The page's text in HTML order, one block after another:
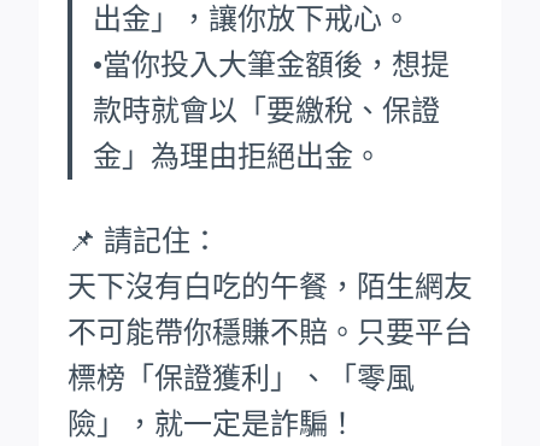
出金」，讓你放下戒心。
•當你投入大筆金額後，想提
款時就會以「要繳稅、保證
金」為理由拒絕出金。
📌 請記住：
天下沒有白吃的午餐，陌生網友
不可能帶你穩賺不賠。只要平台
標榜「保證獲利」、「零風
險」，就一定是詐騙！